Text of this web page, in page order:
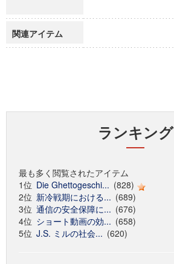
関連アイテム
ランキング
最も多く閲覧されたアイテム
1位 Die Ghettogeschi... (828)
2位 新冷戦期における... (689)
3位 通信の安全保障に... (676)
4位 ショート動画の効... (658)
5位 J.S. ミルの社会... (620)